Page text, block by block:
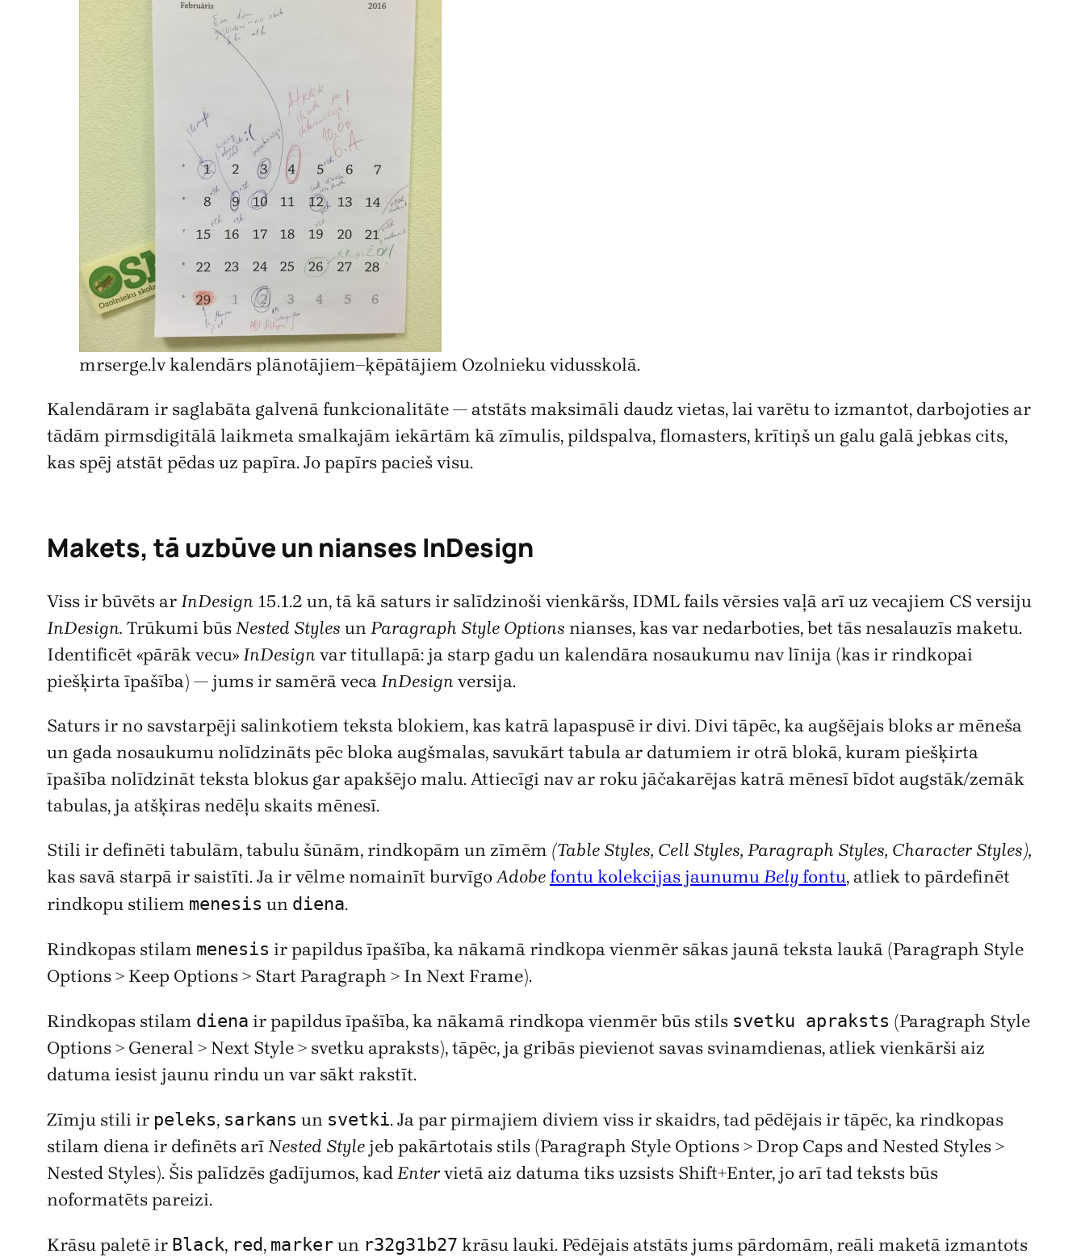
mrserge.lv kalendārs plānotājiem–ķēpātājiem Ozolnieku vidusskolā.
Kalendāram ir saglabāta galvenā funkcionalitāte — atstāts maksimāli daudz vietas, lai varētu to izmantot, darbojoties ar
tādām pirmsdigitālā laikmeta smalkajām iekārtām kā zīmulis, pildspalva, flomasters, krītiņš un galu galā jebkas cits,
kas spēj atstāt pēdas uz papīra. Jo papīrs pacieš visu.
Makets, tā uzbūve un nianses InDesign
Viss ir būvēts arInDesign 15.1.2 un, tā kā saturs ir salīdzinoši vienkāršs, IDML fails vērsies vaļā arī uz vecajiem CS versiju
InDesign. Trūkumi būsNested Styles unParagraph Style Options nianses, kas var nedarboties, bet tās nesalauzīs maketu.
Identificēt «pārāk vecu»InDesign var titullapā: ja starp gadu un kalendāra nosaukumu nav līnija (kas ir rindkopai
piešķirta īpašība) — jums ir samērā vecaInDesign versija.
Saturs ir no savstarpēji salinkotiem teksta blokiem, kas katrā lapaspusē ir divi. Divi tāpēc, ka augšējais bloks ar mēneša
un gada nosaukumu nolīdzināts pēc bloka augšmalas, savukārt tabula ar datumiem ir otrā blokā, kuram piešķirta
īpašība nolīdzināt teksta blokus gar apakšējo malu. Attiecīgi nav ar roku jāčakarējas katrā mēnesī bīdot augstāk/zemāk
tabulas, ja atšķiras nedēļu skaits mēnesī.
Stili ir definēti tabulām, tabulu šūnām, rindkopām un zīmēm (Table Styles, Cell Styles, Paragraph Styles, Character Styles),
kas savā starpā ir saistīti. Ja ir vēlme nomainīt burvīgoAdobefontu kolekcijas jaunumuBelyfontu, atliek to pārdefinēt
rindkopu stiliem menesis un diena.
Rindkopas stilam menesis ir papildus īpašība, ka nākamā rindkopa vienmēr sākas jaunā teksta laukā (Paragraph Style
Options > Keep Options > Start Paragraph > In Next Frame).
Rindkopas stilam diena ir papildus īpašība, ka nākamā rindkopa vienmēr būs stils svetku apraksts (Paragraph Style
Options > General > Next Style > svetku apraksts), tāpēc, ja gribās pievienot savas svinamdienas, atliek vienkārši aiz
datuma iesist jaunu rindu un var sākt rakstīt.
Zīmju stili ir peleks, sarkans un svetki. Ja par pirmajiem diviem viss ir skaidrs, tad pēdējais ir tāpēc, ka rindkopas
stilam diena ir definēts arīNested Style jeb pakārtotais stils (Paragraph Style Options > Drop Caps and Nested Styles >
Nested Styles). Šis palīdzēs gadījumos, kadEntervietā aiz datuma tiks uzsists Shift+Enter, jo arī tad teksts būs
noformatēts pareizi.
Krāsu paletē ir Black, red, marker un r32g31b27 krāsu lauki. Pēdējais atstāts jums pārdomām, reāli maketā izmantots